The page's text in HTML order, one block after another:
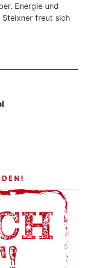
Energie und
Steixner freut sich